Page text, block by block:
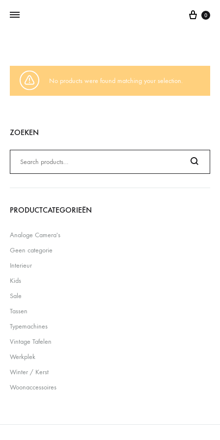
Online
Vintage
Webshop
0
No products were found matching your selection.
ZOEKEN
naar:
Search
PRODUCTCATEGORIEËN
Analoge Camera's
Geen categorie
Interieur
Kids
Sale
Tassen
Typemachines
Vintage Tafelen
Werkplek
Winter / Kerst
Woonaccessoires